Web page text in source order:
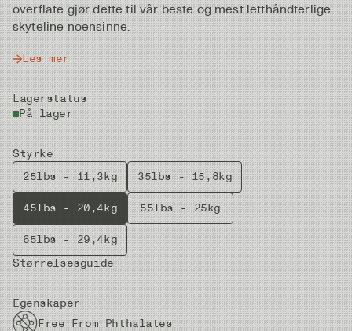
overflate gjør dette til vår beste og mest letthåndterlige
skyteline noensinne.
Les mer
Lagerstatus
På lager
Styrke
25lbs - 11,3kg
35lbs - 15,8kg
45lbs - 20,4kg 55lbs - 25kg
65lbs - 29,4kg
Størrelsesguide
Egenskaper
Free From Phthalates